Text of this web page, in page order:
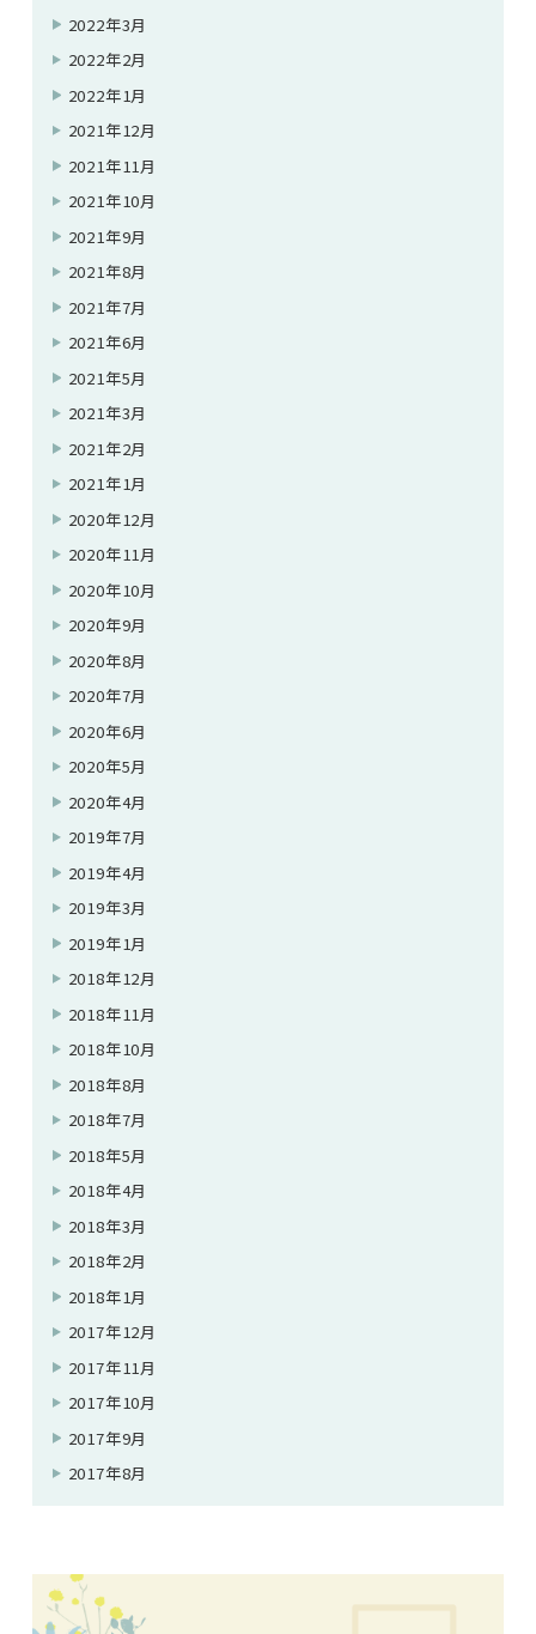
2022年3月
2022年2月
2022年1月
2021年12月
2021年11月
2021年10月
2021年9月
2021年8月
2021年7月
2021年6月
2021年5月
2021年3月
2021年2月
2021年1月
2020年12月
2020年11月
2020年10月
2020年9月
2020年8月
2020年7月
2020年6月
2020年5月
2020年4月
2019年7月
2019年4月
2019年3月
2019年1月
2018年12月
2018年11月
2018年10月
2018年8月
2018年7月
2018年5月
2018年4月
2018年3月
2018年2月
2018年1月
2017年12月
2017年11月
2017年10月
2017年9月
2017年8月